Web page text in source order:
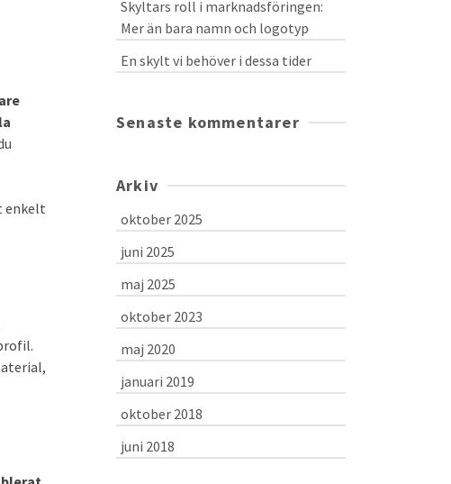
enkelt
Skyltars roll i marknadsföringen:
Mer än bara namn och logotyp
En skylt vi behöver i dessa tider
Senaste kommentarer
Arkiv
oktober 2025
juni 2025
maj 2025
oktober 2023
maj 2020
januari 2019
oktober 2018
juni 2018